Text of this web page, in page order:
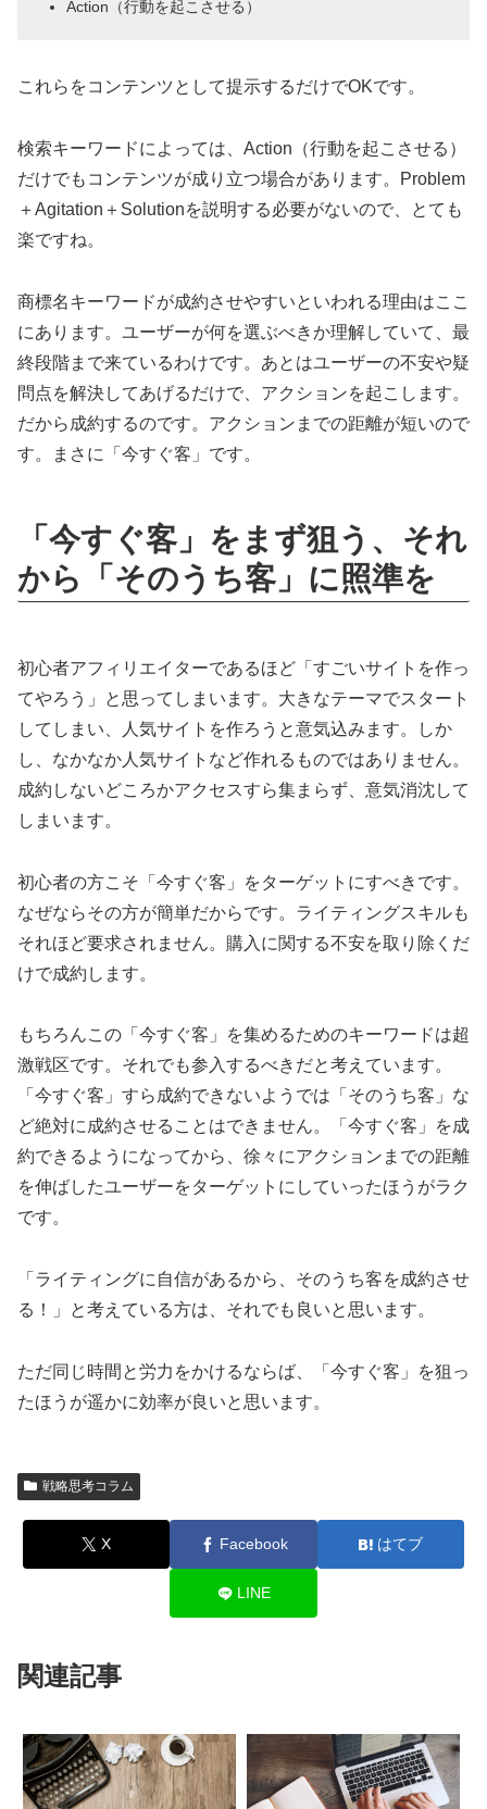
Action（行動を起こさせる）
これらをコンテンツとして提示するだけでOKです。
検索キーワードによっては、Action（行動を起こさせる）
だけでもコンテンツが成り立つ場合があります。Problem
＋Agitation＋Solutionを説明する必要がないので、とても
楽ですね。
商標名キーワードが成約させやすいといわれる理由はここ
にあります。ユーザーが何を選ぶべきか理解していて、最
終段階まで来ているわけです。あとはユーザーの不安や疑
問点を解決してあげるだけで、アクションを起こします。
だから成約するのです。アクションまでの距離が短いので
す。まさに「今すぐ客」です。
「今すぐ客」をまず狙う、それ
から「そのうち客」に照準を
初心者アフィリエイターであるほど「すごいサイトを作っ
てやろう」と思ってしまいます。大きなテーマでスタート
してしまい、人気サイトを作ろうと意気込みます。しか
し、なかなか人気サイトなど作れるものではありません。
成約しないどころかアクセスすら集まらず、意気消沈して
しまいます。
初心者の方こそ「今すぐ客」をターゲットにすべきです。
なぜならその方が簡単だからです。ライティングスキルも
それほど要求されません。購入に関する不安を取り除くだ
けで成約します。
もちろんこの「今すぐ客」を集めるためのキーワードは超
激戦区です。それでも参入するべきだと考えています。
「今すぐ客」すら成約できないようでは「そのうち客」な
ど絶対に成約させることはできません。「今すぐ客」を成
約できるようになってから、徐々にアクションまでの距離
を伸ばしたユーザーをターゲットにしていったほうがラク
です。
「ライティングに自信があるから、そのうち客を成約させ
る！」と考えている方は、それでも良いと思います。
ただ同じ時間と労力をかけるならば、「今すぐ客」を狙っ
たほうが遥かに効率が良いと思います。
戦略思考コラム
X Facebook はてブ
LINE
関連記事